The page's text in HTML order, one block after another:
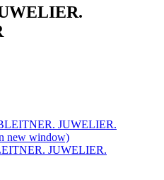
JUWELIER.
new window)
JUWELIER.